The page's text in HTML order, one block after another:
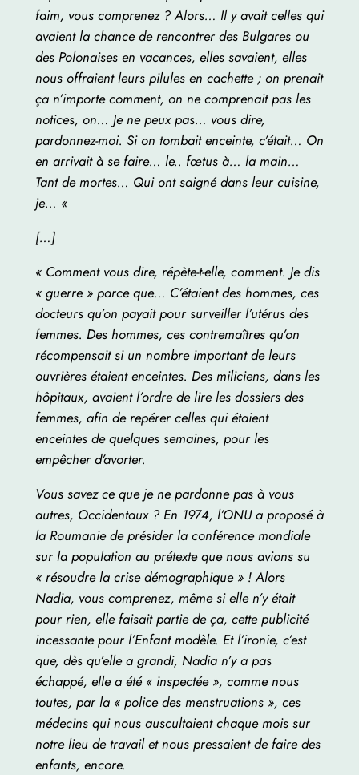
faim, vous comprenez ? Alors… Il y avait celles qui
avaient la chance de rencontrer des Bulgares ou
des Polonaises en vacances, elles savaient, elles
nous offraient leurs pilules en cachette ; on prenait
ça n’importe comment, on ne comprenait pas les
notices, on… Je ne peux pas… vous dire,
pardonnez-moi. Si on tombait enceinte, c’était… On
en arrivait à se faire… le.. fœtus à… la main…
Tant de mortes… Qui ont saigné dans leur cuisine,
je… «
[…]
« Comment vous dire, répète-t-elle, comment. Je dis
« guerre » parce que… C’étaient des hommes, ces
docteurs qu’on payait pour surveiller l’utérus des
femmes. Des hommes, ces contremaîtres qu’on
récompensait si un nombre important de leurs
ouvrières étaient enceintes. Des miliciens, dans les
hôpitaux, avaient l’ordre de lire les dossiers des
femmes, afin de repérer celles qui étaient
enceintes de quelques semaines, pour les
empêcher d’avorter.
Vous savez ce que je ne pardonne pas à vous
autres, Occidentaux ? En 1974, l’ONU a proposé à
la Roumanie de présider la conférence mondiale
sur la population au prétexte que nous avions su
« résoudre la crise démographique » ! Alors
Nadia, vous comprenez, même si elle n’y était
pour rien, elle faisait partie de ça, cette publicité
incessante pour l’Enfant modèle. Et l’ironie, c’est
que, dès qu’elle a grandi, Nadia n’y a pas
échappé, elle a été « inspectée », comme nous
toutes, par la « police des menstruations », ces
médecins qui nous auscultaient chaque mois sur
notre lieu de travail et nous pressaient de faire des
enfants, encore.